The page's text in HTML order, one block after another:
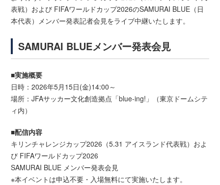
表戦）および FIFAワールドカップ2026のSAMURAI BLUE（日
本代表）メンバー発表記者会見をライブ中継いたします。
SAMURAI BLUEメンバー発表会見
■実施概要
日時：2026年5月15日(金)14:00～
場所：JFAサッカー文化創造拠点「blue-ing!」（東京ドームシテ
ィ内）
■配信内容
キリンチャレンジカップ2026（5.31 アイスランド代表戦）およ
び FIFAワールドカップ2026
SAMURAI BLUE メンバー発表会見
※本イベントは申込不要・入場無料にて実施いたします。